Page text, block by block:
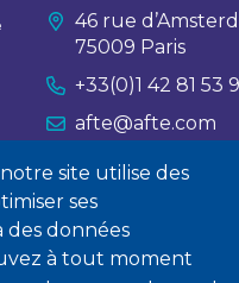
site utilise des
ses
données
à tout moment
46 rue
75009 Paris
+33(0)1 42 81 53
afte@afte.com
Nous contacter